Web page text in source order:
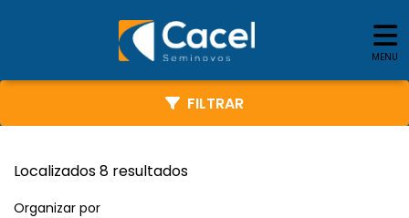
MENU
Localizados 8 resultados
FILTRAR
Organizar por